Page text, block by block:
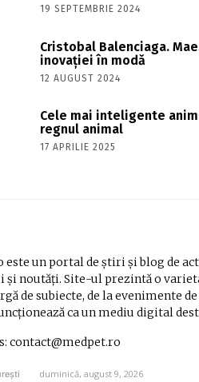
19 SEPTEMBRIE 2024
Cristobal Balenciaga.
inovației în modă
12 AUGUST 2024
Cele mai inteligente
regnul animal
17 APRILIE 2025
este un portal de știri și blog de
noutăți. Site-ul prezintă o
de subiecte, de la evenimente
ca un mediu digital
contact@medpet.ro
duminică, august 9, 2026